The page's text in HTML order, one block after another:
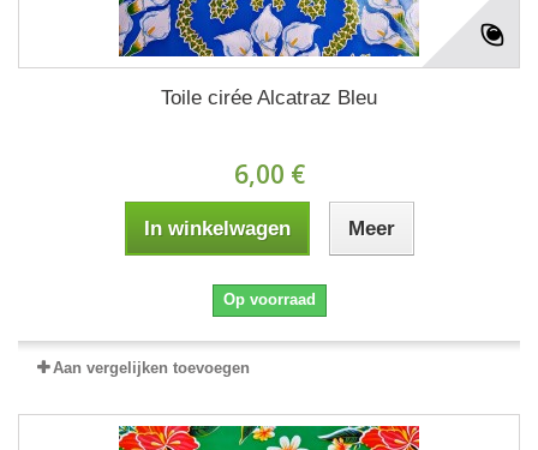
Toile cirée Alcatraz Bleu
6,00 €
In winkelwagen Meer
Op voorraad
Aan vergelijken toevoegen